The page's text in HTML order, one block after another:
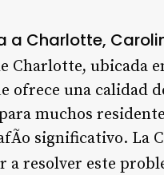
a Charlotte,
Charlotte, ubicada
ofrece una calidad
muchos
significativo. La
a resolver este